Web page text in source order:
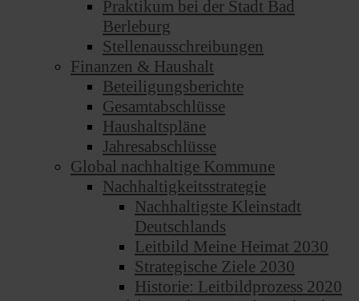
Praktikum bei der Stadt Bad
Berleburg
Stellenausschreibungen
Finanzen & Haushalt
Beteiligungsberichte
Gesamtabschlüsse
Haushaltspläne
Jahresabschlüsse
Global nachhaltige Kommune
Nachhaltigkeitsstrategie
Nachhaltigste Kleinstadt
Deutschlands
Leitbild Meine Heimat 2030
Strategische Ziele 2030
Historie: Leitbildprozess 2020